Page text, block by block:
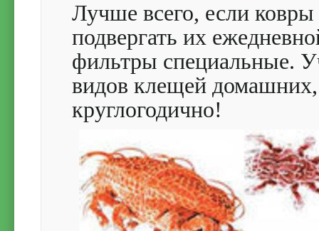
Лучше всего, если
подвергать их
фильтры специальные.
видов клещей
круглогодично!